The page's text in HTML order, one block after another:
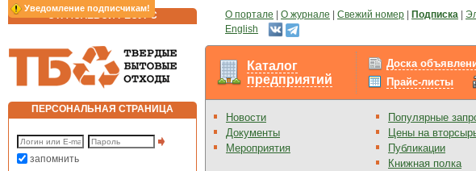
Уведомление подписчикам!
ОТРАСЛЕВОЙ РЕСУРС О портале О журнале Свежий номер Подписка
English
ПЕРСОНАЛЬНАЯ СТРАНИЦА
запомнить
Каталог
предприятий
Доска
Прайс-листы
Новости
Документы
Мероприятия
Популярные
Цены на
Публикации
Книжная полка